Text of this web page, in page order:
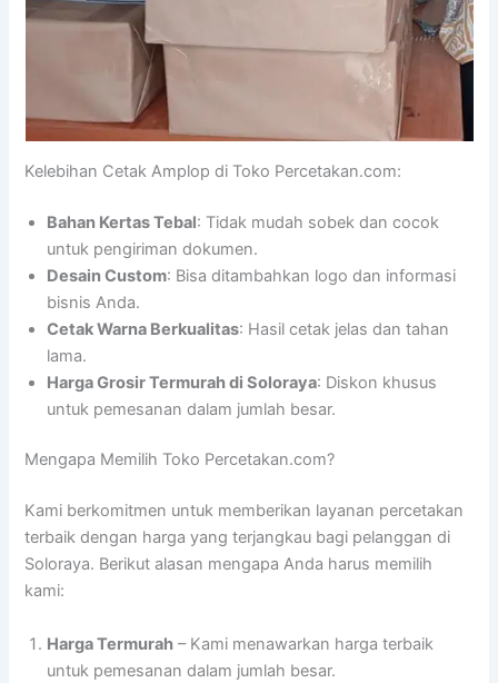
Kelebihan Cetak Amplop di Toko Percetakan.com:
Bahan Kertas Tebal: Tidak mudah sobek dan cocok
untuk pengiriman dokumen.
Desain Custom: Bisa ditambahkan logo dan informasi
bisnis Anda.
Cetak Warna Berkualitas: Hasil cetak jelas dan tahan
lama.
Harga Grosir Termurah di Soloraya: Diskon khusus
untuk pemesanan dalam jumlah besar.
Mengapa Memilih Toko Percetakan.com?
Kami berkomitmen untuk memberikan layanan percetakan
terbaik dengan harga yang terjangkau bagi pelanggan di
Soloraya. Berikut alasan mengapa Anda harus memilih
kami:
Harga Termurah – Kami menawarkan harga terbaik
untuk pemesanan dalam jumlah besar.